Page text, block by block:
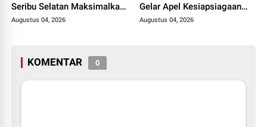
Seribu Selatan Maksimalkan
Sosialisasi Layanan Polisi
Augustus 04, 2026
Gelar Apel Kesiapsiagaan
Bencana 2026
Augustus 04, 2026
KOMENTAR 0